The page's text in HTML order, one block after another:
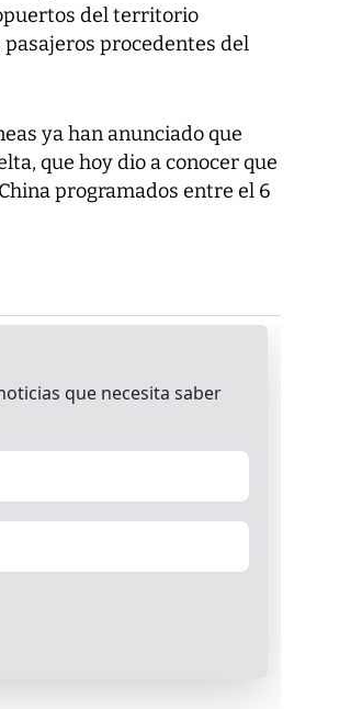
del territorio
procedentes del
ya han anunciado que
que hoy dio a conocer que
programados entre el 6